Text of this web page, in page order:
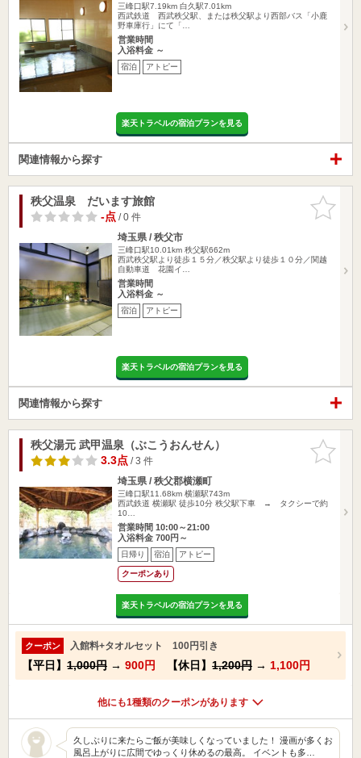
三峰口駅7.19km 白久駅7.01km
西武鉄道 西武秩父駅、または秩父駅より西部バス「小鹿
野車庫行」にて「…
営業時間
入浴料金 ～
宿泊 アトピー
楽天トラベルの宿泊プランを見る
関連情報から探す
お気に入
りに追加
秩父温泉 だいます旅館
-点/ 0 件
埼玉県 / 秩父市
三峰口駅10.01km 秩父駅662m
西武秩父駅より徒歩１５分／秩父駅より徒歩１０分／関越
自動車道 花園イ…
営業時間
入浴料金 ～
宿泊 アトピー
楽天トラベルの宿泊プランを見る
関連情報から探す
お気に入
りに追加
秩父湯元 武甲温泉（ぶこうおんせん）
3.3点/ 3 件
埼玉県 / 秩父郡横瀬町
三峰口駅11.68km 横瀬駅743m
西武鉄道 横瀬駅 徒歩10分 秩父駅下車 → タクシーで約
10…
営業時間 10:00～21:00
入浴料金 700円～
日帰り 宿泊 アトピー
クーポンあり
楽天トラベルの宿泊プランを見る
クーポン 入館料+タオルセット 100円引き
【平日】 1,000円 → 900円 【休日】 1,200円 → 1,100円
他にも1種類のクーポンがあります
久しぶりに来たらご飯が美味しくなっていました！ 漫画が多くお
風呂上がりに広間でゆっくり休めるの最高。 イベントも多…